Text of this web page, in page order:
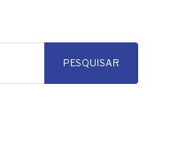
PESQUISAR